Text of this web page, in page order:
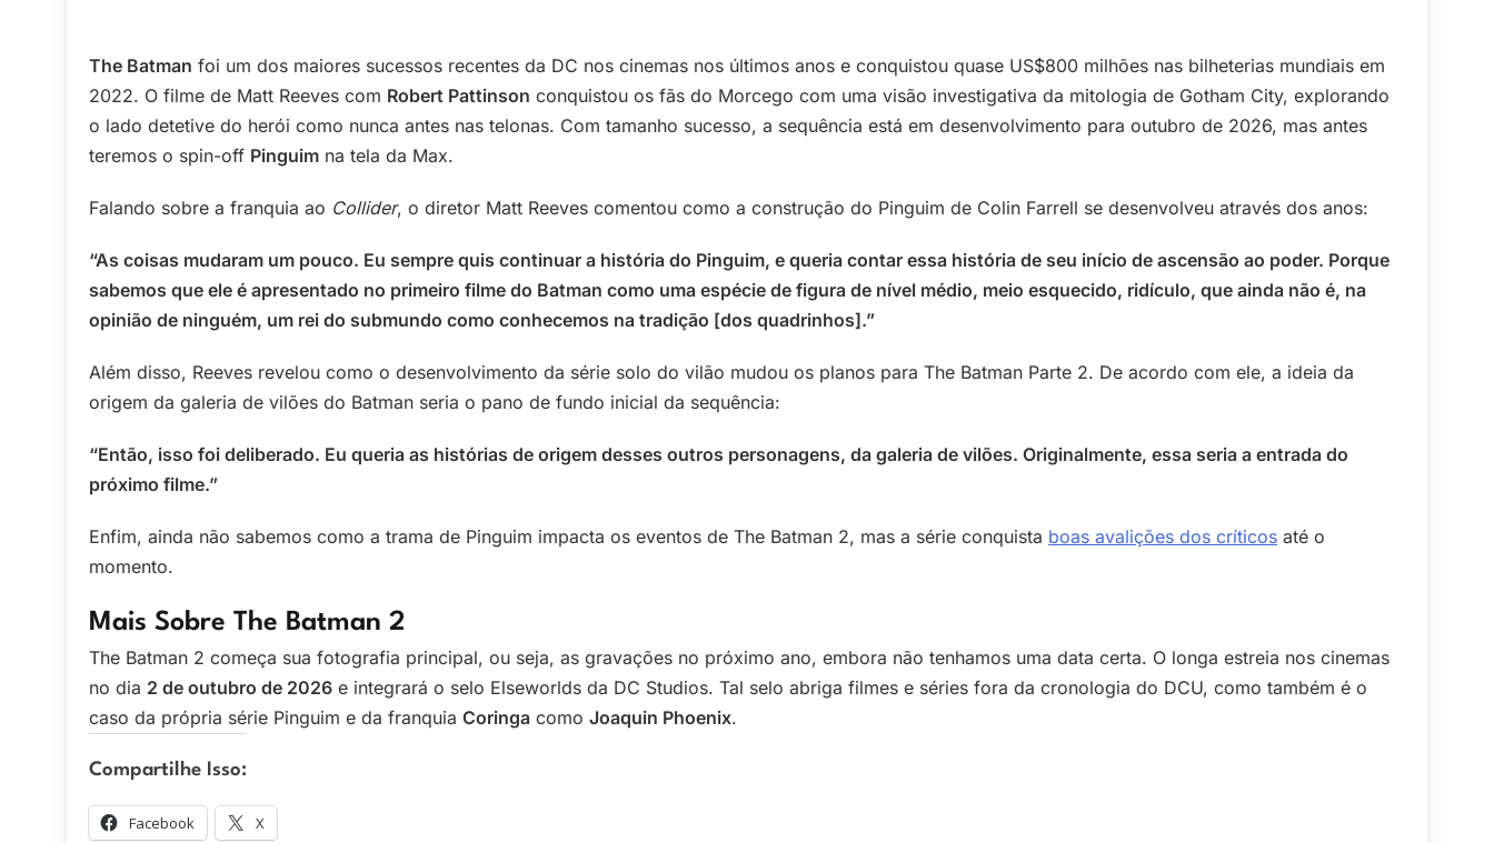
The Batman foi um dos maiores sucessos recentes da DC nos cinemas nos últimos anos e conquistou quase US$800 milhões nas bilheterias mundiais em
2022. O filme de Matt Reeves com Robert Pattinson conquistou os fãs do Morcego com uma visão investigativa da mitologia de Gotham City, explorando
o lado detetive do herói como nunca antes nas telonas. Com tamanho sucesso, a sequência está em desenvolvimento para outubro de 2026, mas antes
teremos o spin-off Pinguim na tela da Max.
Falando sobre a franquia ao Collider, o diretor Matt Reeves comentou como a construção do Pinguim de Colin Farrell se desenvolveu através dos anos:
“As coisas mudaram um pouco. Eu sempre quis continuar a história do Pinguim, e queria contar essa história de seu início de ascensão ao poder. Porque
sabemos que ele é apresentado no primeiro filme do Batman como uma espécie de figura de nível médio, meio esquecido, ridículo, que ainda não é, na
opinião de ninguém, um rei do submundo como conhecemos na tradição [dos quadrinhos].”
Além disso, Reeves revelou como o desenvolvimento da série solo do vilão mudou os planos para The Batman Parte 2. De acordo com ele, a ideia da
origem da galeria de vilões do Batman seria o pano de fundo inicial da sequência:
“Então, isso foi deliberado. Eu queria as histórias de origem desses outros personagens, da galeria de vilões. Originalmente, essa seria a entrada do
próximo filme.”
Enfim, ainda não sabemos como a trama de Pinguim impacta os eventos de The Batman 2, mas a série conquista boas avalições dos críticos até o
momento.
Mais Sobre The Batman 2
The Batman 2 começa sua fotografia principal, ou seja, as gravações no próximo ano, embora não tenhamos uma data certa. O longa estreia nos cinemas
no dia 2 de outubro de 2026 e integrará o selo Elseworlds da DC Studios. Tal selo abriga filmes e séries fora da cronologia do DCU, como também é o
caso da própria série Pinguim e da franquia Coringa como Joaquin Phoenix.
Compartilhe Isso:
Facebook X